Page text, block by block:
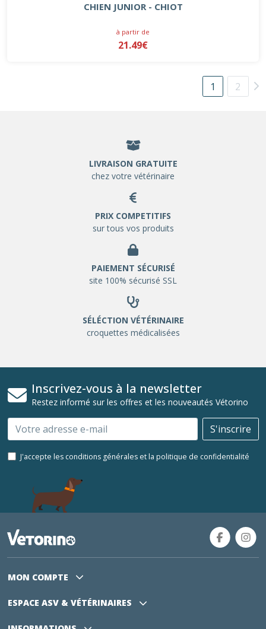
CHIEN JUNIOR - CHIOT
à partir de
21.49€
1 2
LIVRAISON GRATUITE
chez votre vétérinaire
PRIX COMPETITIFS
sur tous vos produits
PAIEMENT SÉCURISÉ
site 100% sécurisé SSL
SÉLÉCTION VÉTÉRINAIRE
croquettes médicalisées
Inscrivez-vous à la newsletter
Restez informé sur les offres et les nouveautés Vétorino
Email S'inscrire
J'accepte les conditions générales et la politique de confidentialité
MON COMPTE
ESPACE ASV & VÉTÉRINAIRES